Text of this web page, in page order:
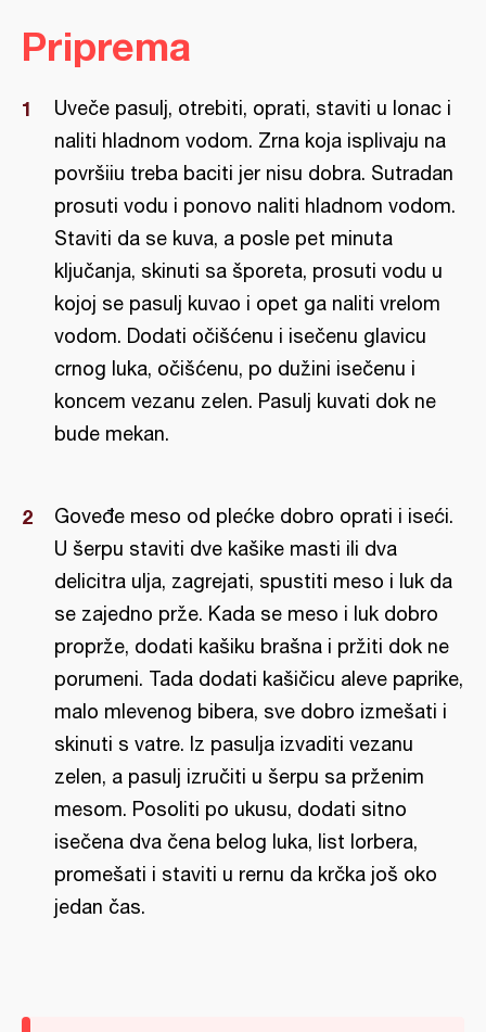
Priprema
Uveče pasulj, otrebiti, oprati, staviti u lonac i
naliti hladnom vodom. Zrna koja isplivaju na
površiiu treba baciti jer nisu dobra. Sutradan
prosuti vodu i ponovo naliti hladnom vodom.
Staviti da se kuva, a posle pet minuta
ključanja, skinuti sa šporeta, prosuti vodu u
kojoj se pasulj kuvao i opet ga naliti vrelom
vodom. Dodati očišćenu i isečenu glavicu
crnog luka, očišćenu, po dužini isečenu i
koncem vezanu zelen. Pasulj kuvati dok ne
bude mekan.
Goveđe meso od plećke dobro oprati i iseći.
U šerpu staviti dve kašike masti ili dva
delicitra ulja, zagrejati, spustiti meso i luk da
se zajedno prže. Kada se meso i luk dobro
proprže, dodati kašiku brašna i pržiti dok ne
porumeni. Tada dodati kašičicu aleve paprike,
malo mlevenog bibera, sve dobro izmešati i
skinuti s vatre. Iz pasulja izvaditi vezanu
zelen, a pasulj izručiti u šerpu sa prženim
mesom. Posoliti po ukusu, dodati sitno
isečena dva čena belog luka, list lorbera,
promešati i staviti u rernu da krčka još oko
jedan čas.